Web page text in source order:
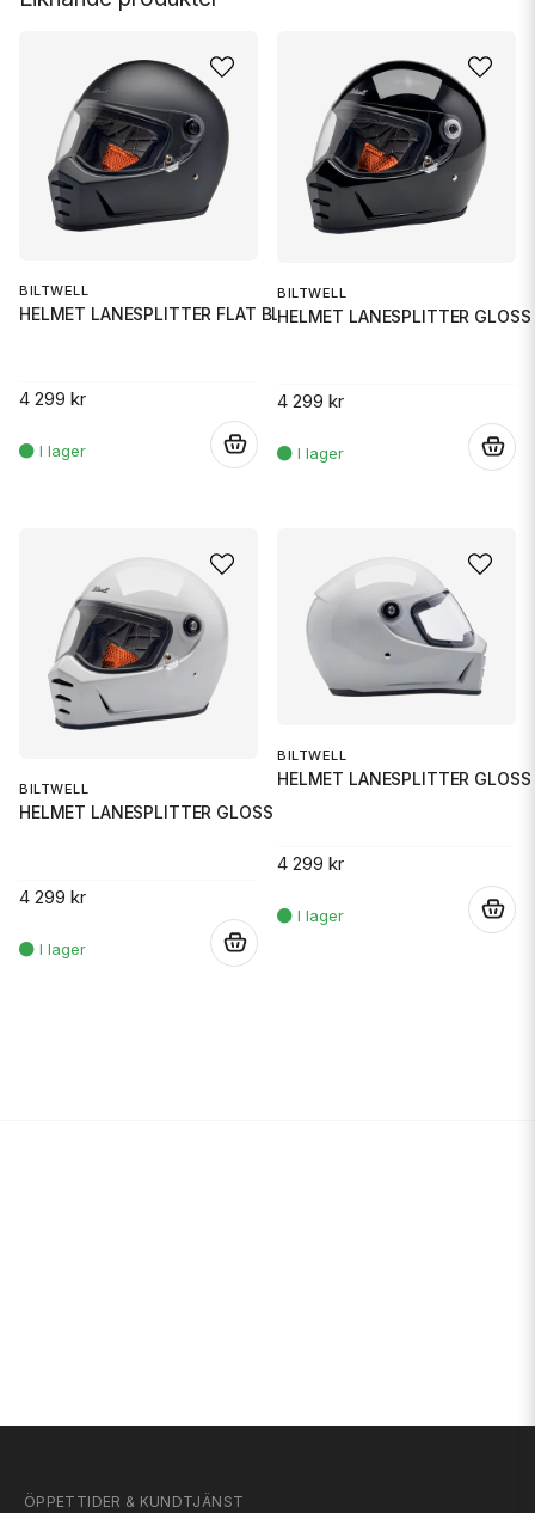
BILTWELL
HELMET LANESPLITTER FLAT BLACK
4 299 kr
BILTWELL
HELMET LANESPLITTER GLOSS
4 299 kr
BILTWELL
HELMET LANESPLITTER GLOSS WHIT
4 299 kr
BILTWELL
HELMET LANESPLITTER
4 299 kr
ÖPPETTIDER & KUNDTJÄNST